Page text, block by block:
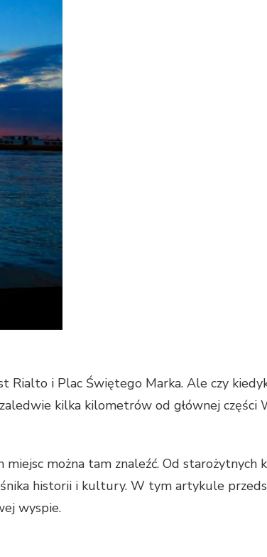
Rialto i Plac Świętego Marka. Ale czy
kilka kilometrów od głównej części
można tam znaleźć. Od starożytnych
historii i kultury. W tym artykule
wyspie.